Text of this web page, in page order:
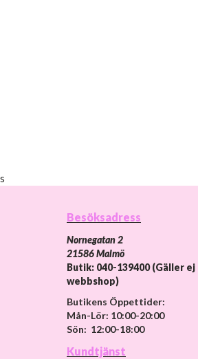
s
Besöksadress
Nornegatan 2
21586 Malmö
Butik: 040-139400 (Gäller ej
webbshop)
Butikens Öppettider:
Mån-Lör: 10:00-20:00
Sön: 12:00-18:00
Kundtjänst